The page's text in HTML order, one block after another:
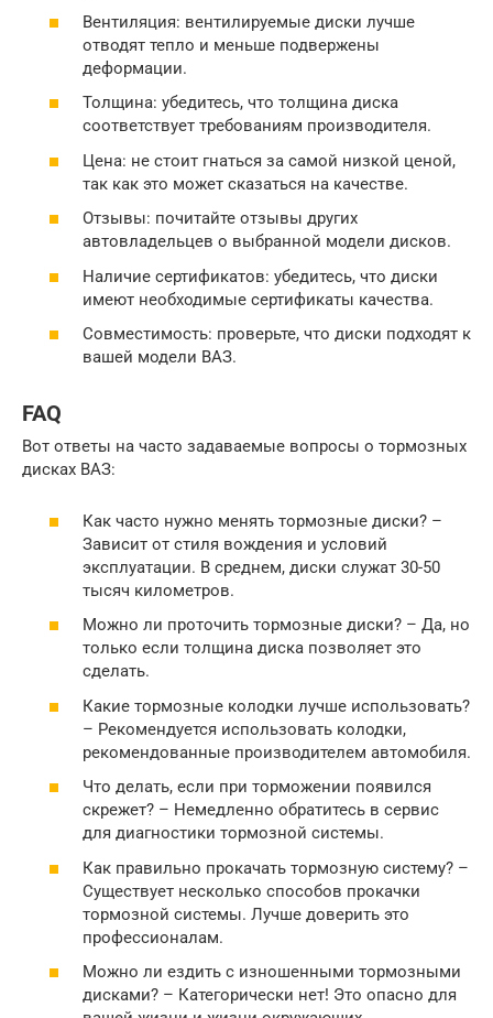
Вентиляция: вентилируемые диски лучше
отводят тепло и меньше подвержены
деформации.
Толщина: убедитесь, что толщина диска
соответствует требованиям производителя.
Цена: не стоит гнаться за самой низкой ценой,
так как это может сказаться на качестве.
Отзывы: почитайте отзывы других
автовладельцев о выбранной модели дисков.
Наличие сертификатов: убедитесь, что диски
имеют необходимые сертификаты качества.
Совместимость: проверьте, что диски подходят к
вашей модели ВАЗ.
FAQ
Вот ответы на часто задаваемые вопросы о тормозных
дисках ВАЗ:
Как часто нужно менять тормозные диски? –
Зависит от стиля вождения и условий
эксплуатации. В среднем, диски служат 30-50
тысяч километров.
Можно ли проточить тормозные диски? – Да, но
только если толщина диска позволяет это
сделать.
Какие тормозные колодки лучше использовать?
– Рекомендуется использовать колодки,
рекомендованные производителем автомобиля.
Что делать, если при торможении появился
скрежет? – Немедленно обратитесь в сервис
для диагностики тормозной системы.
Как правильно прокачать тормозную систему? –
Существует несколько способов прокачки
тормозной системы. Лучше доверить это
профессионалам.
Можно ли ездить с изношенными тормозными
дисками? – Категорически нет! Это опасно для